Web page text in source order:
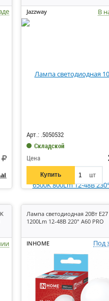
Jazzway В
Арт.: .5050532
Складской
Цена
Купить шт
Лампа светодиодная 20Вт E27
1200Lm 12-48В 220° A60 PRO
INHOME Под